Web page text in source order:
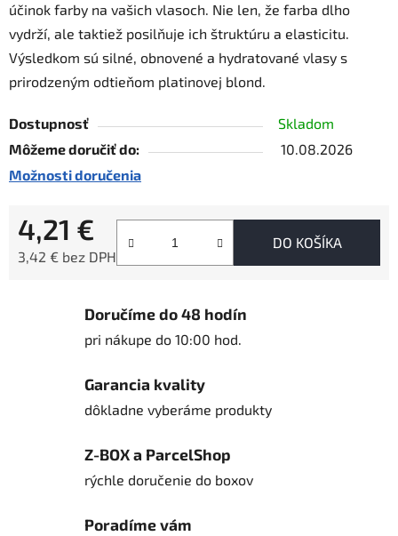
účinok farby na vašich vlasoch. Nie len, že farba dlho
vydrží, ale taktiež posilňuje ich štruktúru a elasticitu.
Výsledkom sú silné, obnovené a hydratované vlasy s
prirodzeným odtieňom platinovej blond.
Dostupnosť
Skladom
Môžeme doručiť do:
10.08.2026
Možnosti doručenia
4,21 €
3,42 € bez DPH
DO KOŠÍKA
Doručíme do 48 hodín
pri nákupe do 10:00 hod.
Garancia kvality
dôkladne vyberáme produkty
Z-BOX a ParcelShop
rýchle doručenie do boxov
Poradíme vám